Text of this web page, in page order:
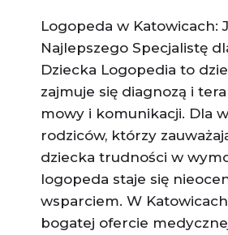
Logopeda w Katowicach:
Najlepszego Specjalistę
Dziecka Logopedia to
zajmuje się diagnozą i
mowy i komunikacji. Dla
rodziców, którzy
dziecka trudności w
logopeda staje się
wsparciem. W
bogatej ofercie